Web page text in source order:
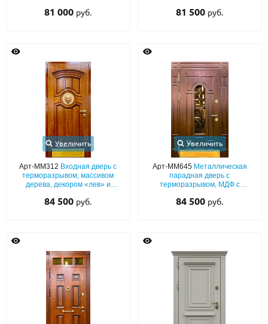
81 000 руб.
стеклопакетом, ковкой и
81 500 руб.
Увеличить
Арт-ММ312 Входная дверь с
терморазрывом, массивом
дерева, декором «лев» и
84 500 руб.
Увеличить
Арт-ММ645 Металлическая
парадная дверь с
терморазрывом, МДФ с
отбойником и боковыми
84 500 руб.